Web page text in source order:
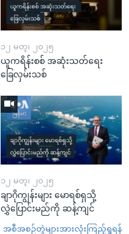
၁၂ မတ္၊ ၂၀၂၅
ယူကရိန်းစစ် အဆုံးသတ်ရေး
ခြေလှမ်းသစ်
၁၂ မတ္၊ ၂၀၂၅
ချာဂိုကျွန်းများ မောရစ်ရှသို့
လွှဲပြောင်းမည်ကို ဆန့်ကျင်
အစီအစဉ်တွဲများအားလုံးကြည့်ရှုရန်